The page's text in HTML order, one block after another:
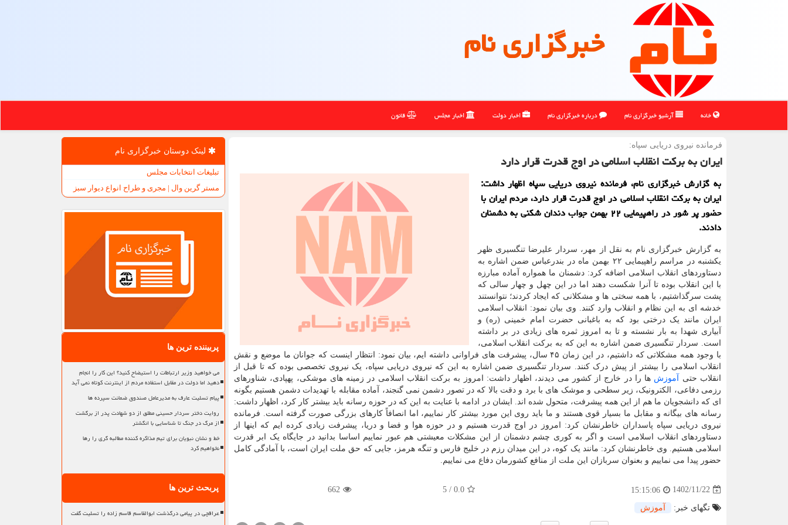
خبرگزاری نام
خانه آرشیو خبرگزاری نام درباره خبرگزاری نام اخبار دولت اخبار مجلس قانون
فرمانده نیروی دریایی سپاه:
ایران به برکت انقلاب اسلامی در اوج قدرت قرار دارد
به گزارش خبرگزاری نام، فرمانده نیروی دریایی سپاه اظهار داشت:
ایران به برکت انقلاب اسلامی در اوج قدرت قرار دارد، مردم ایران با
حضور پر شور در راهپیمایی ۲۲ بهمن جواب دندان شکنی به دشمنان
دادند.
به گزارش خبرگزاری نام به نقل از مهر، سردار علیرضا تنگسیری ظهر
یکشنبه در مراسم راهپیمایی ۲۲ بهمن ماه در بندرعباس ضمن اشاره به
دستاوردهای انقلاب اسلامی اضافه کرد: دشمنان ما همواره آماده مبارزه
با این انقلاب بوده تا آنرا شکست دهند اما در این چهل و چهار سالی که
پشت سرگذاشتیم، با همه سختی ها و مشکلانی که ایجاد کردند؛ نتوانستند
خدشه ای به این نظام و انقلاب وارد کنند. وی بیان نمود: انقلاب اسلامی
ایران مانند یک درختی بود که به باغبانی حضرت امام خمینی (ره) و
آبیاری شهدا به بار نشسته و تا به امروز ثمره های زیادی در بر داشته
است. سردار تنگسیری ضمن اشاره به این که به برکت انقلاب اسلامی،
با وجود همه مشکلاتی که داشتیم، در این زمان ۴۵ سال، پیشرفت های فراوانی داشته ایم، بیان نمود: انتظار اینست که جوانان ما موضع و نقش
انقلاب اسلامی را بیشتر از پیش درک کنند. سردار تنگسیری ضمن اشاره به این که نیروی دریایی سپاه، یک نیروی تخصصی بوده که تا قبل از
انقلاب حتی
آموزش ها را در خارج از کشور می دیدند، اظهار داشت: امروز به برکت انقلاب اسلامی در زمینه های موشکی، پهپادی، شناورهای
رزمی دفاعی، الکترونیک، زیر سطحی و موشک های با برد و دقت بالا که در تصور دشمن نمی گنجند، آماده مقابله با تهدیدات دشمن هستیم بگونه
ای که دانشجویان ما هم از این همه پیشرفت، متحول شده اند. ایشان در ادامه با عنایت به این که در حوزه رسانه باید بیشتر کار کرد، اظهار داشت:
رسانه های بیگانه و مقابل ما بسیار قوی هستند و ما باید روی این مورد بیشتر کار نماییم، اما انصافاً کارهای بزرگی صورت گرفته است. فرمانده
نیروی دریایی سپاه پاسداران خاطرنشان کرد: امروز در اوج قدرت هستیم و در حوزه هوا و فضا و دریا، پیشرفت زیادی کرده ایم که اینها از
دستاوردهای انقلاب اسلامی است و اگر به کوری چشم دشمنان از این مشکلات معیشتی هم عبور نماییم اساسا بدانید در جایگاه یک ابر قدرت
اسلامی هستیم. وی خاطرنشان کرد: مانند یک کوه، در این میدان رزم در خلیج فارس و تنگه هرمز، جایی که حق ملت ایران است، با آمادگی کامل
حضور پیدا می نماییم و بعنوان سربازان این ملت از منافع کشورمان دفاع می نماییم.
1402/11/22
15:15:06
0.0
/
5
662
تگهای خبر: آموزش
لینک دوستان خبرگزاری نام
تبلیغات انتخابات مجلس
مستر گرین وال | مجری و طراح انواع دیوار سبز
پربیننده ترین ها
می خواهید وزیر ارتباطات را استیضاح کنید؟ این کار را انجام
دهید اما دولت در مقابل استفاده مردم از اینترنت کوتاه نمی آید
پیام تسلیت عارف به مدیرعامل صندوق ضمانت سپرده ها
روایت دختر سردار حسینی مطلق از دو شهادت پدر از برگشت
از مرگ در جنگ تا شناسایی با انگشتر
خط و نشان نبویان برای تیم مذاکره کننده مطالبه گری را رها
نخواهیم کرد
پربحث ترین ها
عراقچی در پیامی درگذشت ابوالقاسم قاسم زاده را تسلیت گفت